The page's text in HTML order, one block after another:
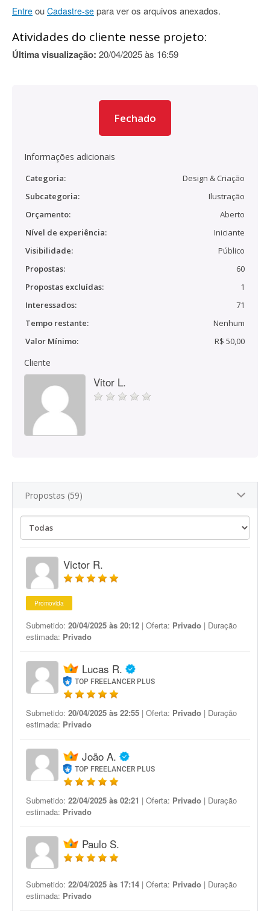
Entre ou Cadastre-se para ver os arquivos anexados.
Atividades do cliente nesse projeto:
Última visualização: 20/04/2025 às 16:59
Fechado
Informações adicionais
Categoria:
Design & Criação
Subcategoria:
Ilustração
Orçamento:
Aberto
Nível de experiência:
Iniciante
Visibilidade:
Público
Propostas:
60
Propostas excluídas:
1
Interessados:
71
Tempo restante:
Nenhum
Valor Mínimo:
R$ 50,00
Cliente
Vitor L.
Propostas (59)
Victor R.
Promovida
Submetido: 20/04/2025 às 20:12 | Oferta: Privado | Duração
estimada: Privado
Lucas R.
TOP FREELANCER PLUS
Submetido: 20/04/2025 às 22:55 | Oferta: Privado | Duração
estimada: Privado
João A.
TOP FREELANCER PLUS
Submetido: 22/04/2025 às 02:21 | Oferta: Privado | Duração
estimada: Privado
Paulo S.
Submetido: 22/04/2025 às 17:14 | Oferta: Privado | Duração
estimada: Privado